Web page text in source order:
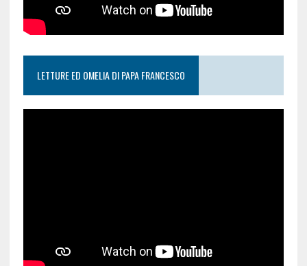
LETTURE ED OMELIA DI PAPA FRANCESCO